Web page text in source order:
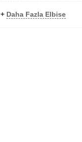
+ Daha Fazla Elbise